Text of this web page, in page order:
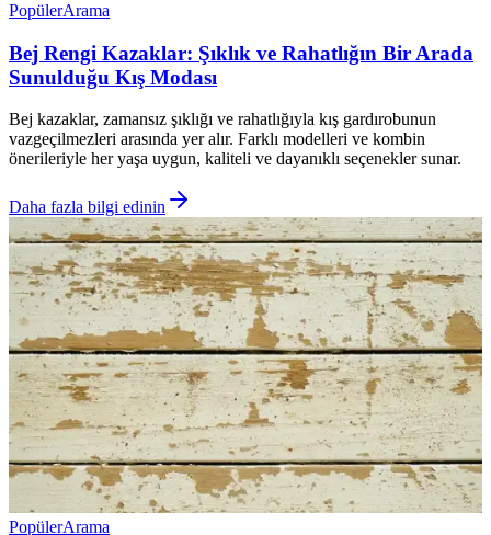
PopülerArama
Bej Rengi Kazaklar: Şıklık ve Rahatlığın Bir Arada
Sunulduğu Kış Modası
Bej kazaklar, zamansız şıklığı ve rahatlığıyla kış gardırobunun
vazgeçilmezleri arasında yer alır. Farklı modelleri ve kombin
önerileriyle her yaşa uygun, kaliteli ve dayanıklı seçenekler sunar.
Daha fazla bilgi edinin
PopülerArama